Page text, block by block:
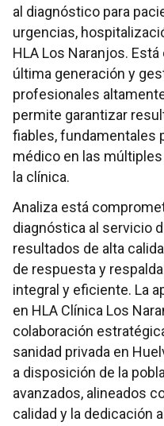
al diagnóstico para
urgencias,
HLA Los Naranjos.
última generación y
profesionales
permite garantizar
fiables, fundamentales
médico en las
la clínica.
Analiza está
diagnóstica al servicio
resultados de alta
de respuesta y
integral y eficiente. La
en HLA Clínica Los
colaboración
sanidad privada en
a disposición de la
avanzados, alineados
calidad y la dedicación